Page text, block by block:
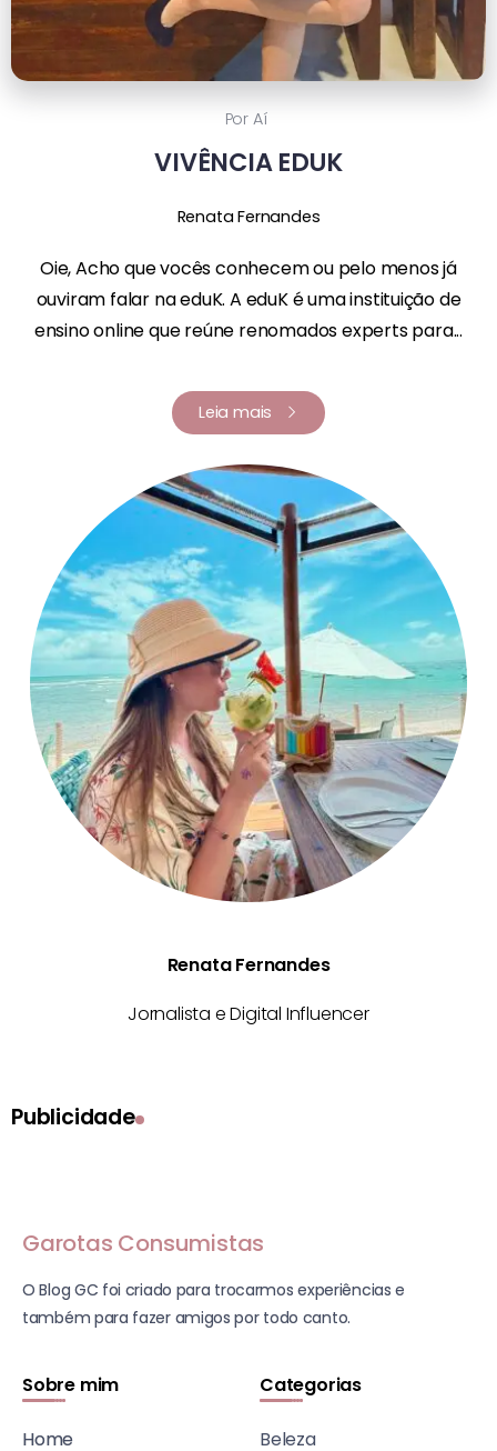
Por Aí
VIVÊNCIA EDUK
Renata Fernandes
Oie, Acho que vocês conhecem ou pelo menos já
ouviram falar na eduK. A eduK é uma instituição de
ensino online que reúne renomados experts para...
Leia mais
Renata Fernandes
Renata Fernandes
Jornalista e Digital Influencer
Publicidade
Garotas Consumistas
O Blog GC foi criado para trocarmos experiências e
também para fazer amigos por todo canto.
Sobre mim
Home
Categorias
Beleza